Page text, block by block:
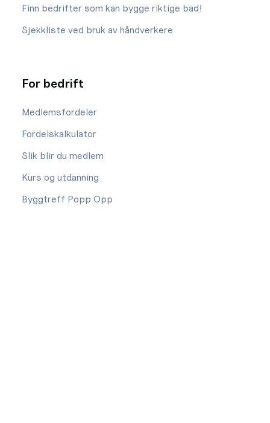
Finn bedrifter som kan bygge riktige bad!
Sjekkliste ved bruk av håndverkere
For bedrift
Medlemsfordeler
Fordelskalkulator
Slik blir du medlem
Kurs og utdanning
Byggtreff Popp Opp